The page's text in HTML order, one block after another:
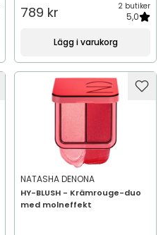
789 kr 2 butiker
5,0
Lägg i varukorg
NATASHA DENONA
HY-BLUSH - Krämrouge-duo
med molneffekt